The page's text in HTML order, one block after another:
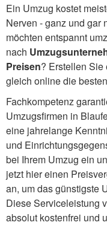
Ein Umzug kostet
Nerven - ganz und gar
möchten entspannt
nach
Preisen? Erstellen
gleich online die
Fachkompetenz
Umzugsfirmen in
eine jahrelange
und
bei Ihrem Umzug ein
jetzt hier einen
an, um das günstigste
Diese Serviceleistung
absolut kostenfrei und